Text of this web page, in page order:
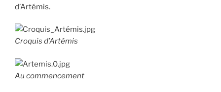
d’Artémis.
Croquis d’Artémis
Au commencement